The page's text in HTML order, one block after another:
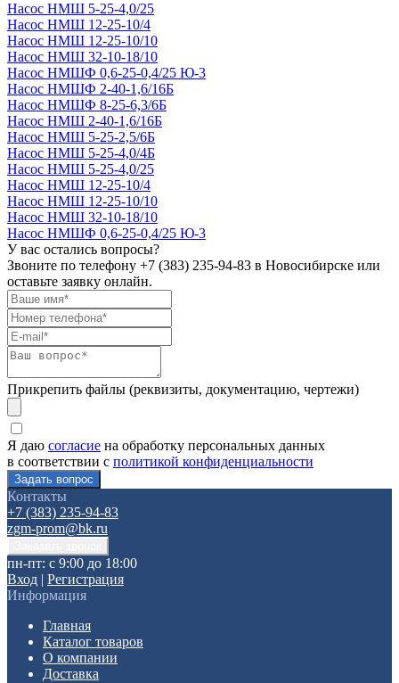
Насос НМШ 5-25-4,0/25
Насос НМШ 12-25-10/4
Насос НМШ 12-25-10/10
Насос НМШ 32-10-18/10
Насос НМШФ 0,6-25-0,4/25 Ю-3
Насос НМШФ 2-40-1,6/16Б
Насос НМШФ 8-25-6,3/6Б
Насос НМШ 2-40-1,6/16Б
Насос НМШ 5-25-2,5/6Б
Насос НМШ 5-25-4,0/4Б
Насос НМШ 5-25-4,0/25
Насос НМШ 12-25-10/4
Насос НМШ 12-25-10/10
Насос НМШ 32-10-18/10
Насос НМШФ 0,6-25-0,4/25 Ю-3
У вас остались вопросы?
Звоните по телефону +7 (383) 235-94-83 в Новосибирске или
оставьте заявку онлайн.
Прикрепить файлы (реквизиты, документацию, чертежи)
Я даю согласие на обработку персональных данных
в соответствии с политикой конфиденциальности
Контакты
+7 (383) 235-94-83
zgm-prom@bk.ru
пн-пт: с 9:00 до 18:00
Вход
Регистрация
Информация
Главная
Каталог товаров
О компании
Доставка